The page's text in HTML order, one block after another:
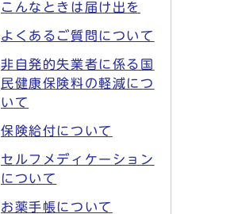
こんなときは届け出を
よくあるご質問について
非自発的失業者に係る国
民健康保険料の軽減につ
いて
保険給付について
セルフメディケーション
について
お薬手帳について